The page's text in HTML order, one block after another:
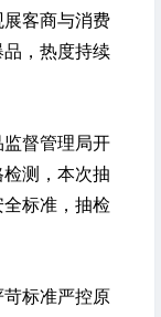
客商与消费
，热度持续
督管理局开
测，本次抽
标准，抽检
标准严控原